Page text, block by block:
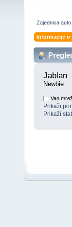
Zajednica
Informacije o
Jablan
Newbie
Van
Prikaži
Prikaži